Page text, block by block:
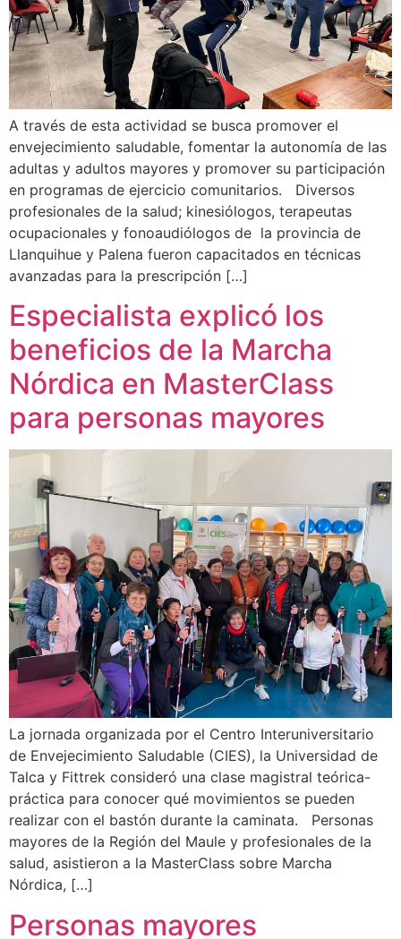
A través de esta actividad se busca promover el
envejecimiento saludable, fomentar la autonomía de las
adultas y adultos mayores y promover su participación
en programas de ejercicio comunitarios. Diversos
profesionales de la salud; kinesiólogos, terapeutas
ocupacionales y fonoaudiólogos de la provincia de
Llanquihue y Palena fueron capacitados en técnicas
avanzadas para la prescripción […]
Especialista explicó los
beneficios de la Marcha
Nórdica en MasterClass
para personas mayores
La jornada organizada por el Centro Interuniversitario
de Envejecimiento Saludable (CIES), la Universidad de
Talca y Fittrek consideró una clase magistral teórica-
práctica para conocer qué movimientos se pueden
realizar con el bastón durante la caminata. Personas
mayores de la Región del Maule y profesionales de la
salud, asistieron a la MasterClass sobre Marcha
Nórdica, […]
Personas mayores